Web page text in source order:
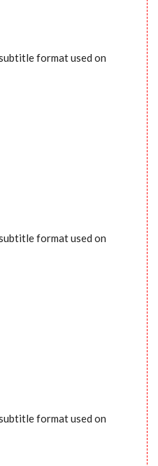
format used on
format used on
format used on